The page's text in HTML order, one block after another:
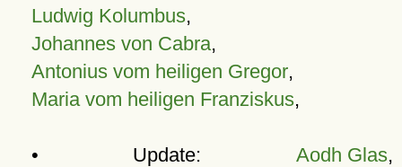
Ludwig Kolumbus,
Johannes von Cabra,
Antonius vom heiligen Gregor,
Maria vom heiligen Franziskus,
• Update: Aodh Glas,